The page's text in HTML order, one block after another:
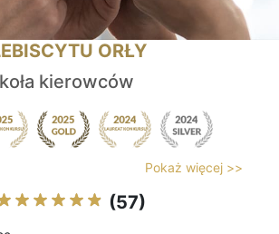
ORŁY
kierowców
Pokaż więcej >>
(57)